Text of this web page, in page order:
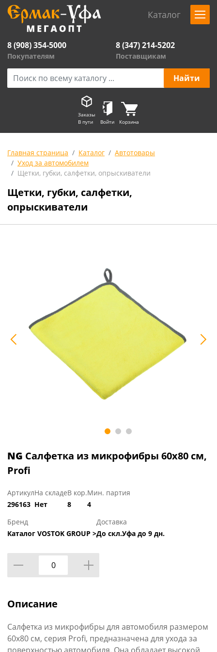
Каталог
8 (908) 354-5000
Покупателям
8 (347) 214-5202
Поставщикам
Заказы
В пути
Войти Корзина
Главная страница Каталог
Автотовары
Уход за автомобилем
Щетки, губки, салфетки, опрыскиватели
Щетки, губки, салфетки,
опрыскиватели
NG Салфетка из микрофибры 60x80 см,
Profi
Артикул
296163
На складе
Нет
В кор.
8
Мин. партия
4
Бренд
Каталог VOSTOK GROUP >
Доставка
До скл.Уфа до 9 дн.
Описание
Салфетка из микрофибры для автомобиля размером
60x80 см, серия Profi, предназначена для ухода за